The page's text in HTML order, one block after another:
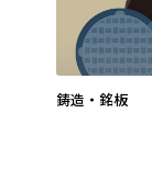
鋳造・銘板